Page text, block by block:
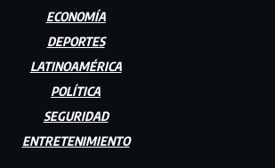
ECONOMÍA
DEPORTES
LATINOAMÉRICA
POLÍTICA
SEGURIDAD
ENTRETENIMIENTO